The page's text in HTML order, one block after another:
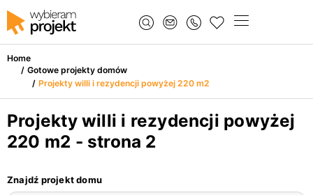
Home
/ Gotowe projekty domów
/ Projekty willi i rezydencji powyżej 220 m2
Projekty willi i rezydencji powyżej
220 m2 - strona 2
Znajdź projekt domu